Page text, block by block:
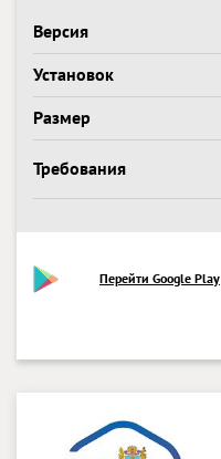
Версия
Установок
Размер
Требования
Перейти Google Play